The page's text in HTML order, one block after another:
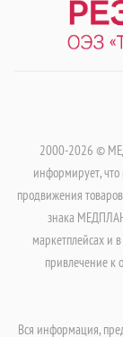
2000-2026 ©
информирует,
продвижения
знака
маркетплейсах и
привлечение к
Вся информация,